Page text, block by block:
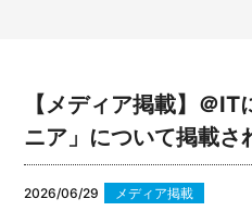
【メディア掲載】＠
ニア」について掲載さ
2026/06/29 メディア掲載